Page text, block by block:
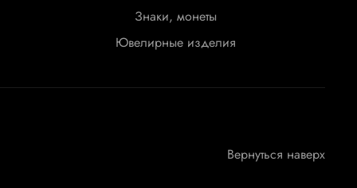
Знаки, монеты
Ювелирные изделия
Вернуться наверх